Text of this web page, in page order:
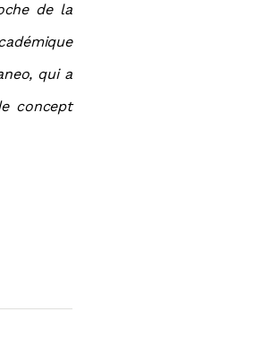
de la
qui a
concept